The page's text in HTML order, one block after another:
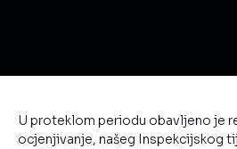
U proteklom periodu obavljeno je
ocjenjivanje, našeg Inspekcijskog